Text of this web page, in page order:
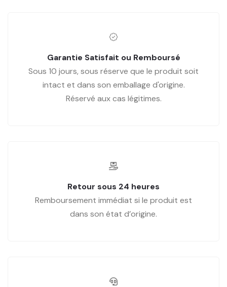
Garantie Satisfait ou Remboursé
Sous 10 jours, sous réserve que le produit soit
intact et dans son emballage d'origine.
Réservé aux cas légitimes.
Retour sous 24 heures
Remboursement immédiat si le produit est
dans son état d’origine.